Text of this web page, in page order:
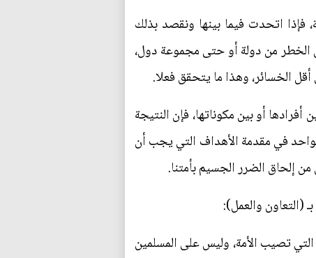
فإذا اتحدت فيما بينها ونقصد بذلك
الخطر من دولة أو حتى مجموعة دول،
الخسائر، وهذا ما يتحقق فعلا.
أو بين مكوناتها، فإن النتيجة
في مقدمة الأهداف التي يجب أن
إلحاق الضرر الجسيم بأمتنا.
(التعاون والعمل):
التي تصيب الأمة، وليس على المسلمين